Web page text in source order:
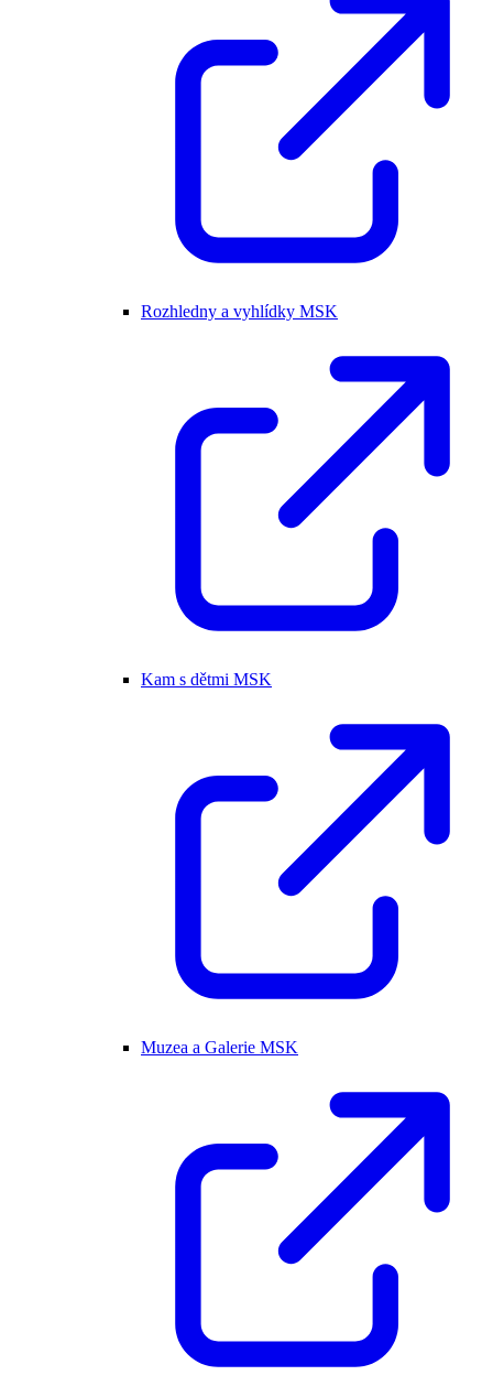
Rozhledny a vyhlídky MSK
Kam s dětmi MSK
Muzea a Galerie MSK